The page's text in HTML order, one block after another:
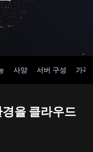
사양 서버 구성 가격
을 클라우드